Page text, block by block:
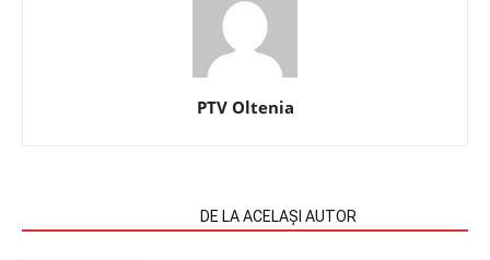
PTV Oltenia
DE LA ACELAȘI AUTOR